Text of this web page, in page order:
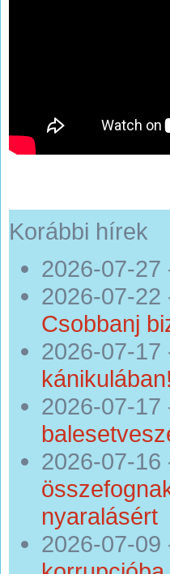
Korábbi hírek
2026-07-27
2026-07-22
Csobbanj
2026-07-17
2026-07-17
2026-07-16
nyaralásért
2026-07-09